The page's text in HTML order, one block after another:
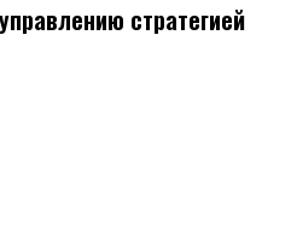
стратегией